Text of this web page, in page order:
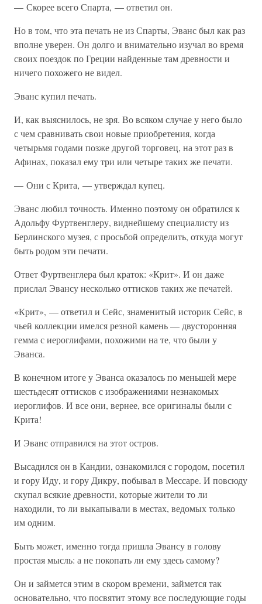
— Скорее всего Спарта, — ответил он.
Но в том, что эта печать не из Спарты, Эванс был как раз
вполне уверен. Он долго и внимательно изучал во время
своих поездок по Греции найденные там древности и
ничего похожего не видел.
Эванс купил печать.
И, как выяснилось, не зря. Во всяком случае у него было
с чем сравнивать свои новые приобретения, когда
четырьмя годами позже другой торговец, на этот раз в
Афинах, показал ему три или четыре таких же печати.
— Они с Крита, — утверждал купец.
Эванс любил точность. Именно поэтому он обратился к
Адольфу Фуртвенглеру, виднейшему специалисту из
Берлинского музея, с просьбой определить, откуда могут
быть родом эти печати.
Ответ Фуртвенглера был краток: «Крит». И он даже
прислал Эвансу несколько оттисков таких же печатей.
«Крит», — ответил и Сейс, знаменитый историк Сейс, в
чьей коллекции имелся резной камень — двусторонняя
гемма с иероглифами, похожими на те, что были у
Эванса.
В конечном итоге у Эванса оказалось по меньшей мере
шестьдесят оттисков с изображениями незнакомых
иероглифов. И все они, вернее, все оригиналы были с
Крита!
И Эванс отправился на этот остров.
Высадился он в Кандии, ознакомился с городом, посетил
и гору Иду, и гору Дикру, побывал в Мессаре. И повсюду
скупал всякие древности, которые жители то ли
находили, то ли выкапывали в местах, ведомых только
им одним.
Быть может, именно тогда пришла Эвансу в голову
простая мысль: а не покопать ли ему здесь самому?
Он и займется этим в скором времени, займется так
основательно, что посвятит этому все последующие годы